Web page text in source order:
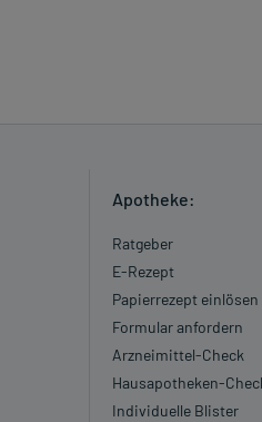
Apotheke:
Ratgeber
E-Rezept
Papierrezept einlösen
Formular anfordern
Arzneimittel-Check
Hausapotheken-
Individuelle Blister